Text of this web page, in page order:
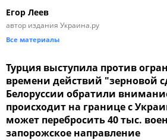
Егор Леев
автор издания Украина.ру
Все материалы
Турция выступила против
времени действий "зерновой
Белоруссии обратили
происходит на границе с
может перебросить 40 тыс.
запорожское направление